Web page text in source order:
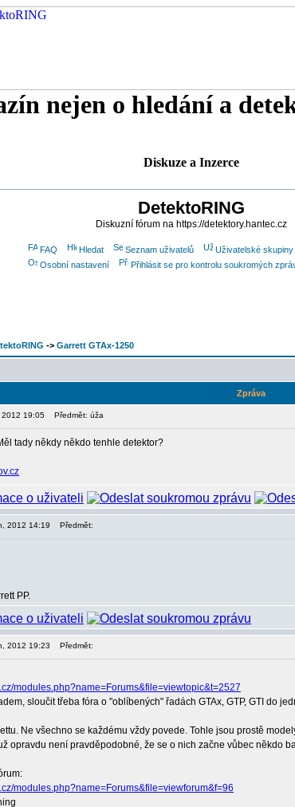
nejen o hledání a
Diskuze a Inzerce
DetektoRING
Diskuzní fórum na https://detektory.hantec.cz
FAQ Hledat Seznam uživatelů Uživatelské skupiny
Osobní nastavení
Přihlásit se pro kontrolu soukromých
-> Garrett GTAx-1250
Zpráva
2012 19:05 Předmět: úža
tady někdy někdo tenhle detektor?
2012 14:19 Předmět:
PP.
2012 19:23 Předmět:
modules.php?name=Forums&file=viewtopic&t=2527
sloučit třeba fóra o "oblíbených" řadách GTAx, GTP, GTI do
Ne všechno se každému vždy povede. Tohle jsou prostě
opravdu není pravděpodobné, že se o nich začne vůbec někdo
modules.php?name=Forums&file=viewforum&f=96